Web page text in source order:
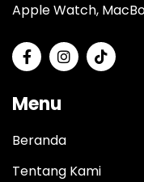
Apple Watch,
Menu
Beranda
Tentang Kami